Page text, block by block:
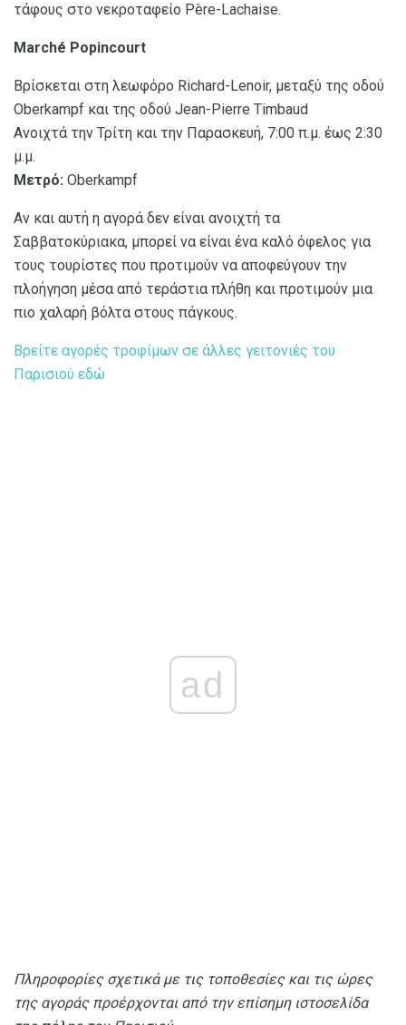
τάφους στο νεκροταφείο Père-Lachaise.
Marché Popincourt
Βρίσκεται στη λεωφόρο Richard-Lenoir, μεταξύ της οδού
Oberkampf και της οδού Jean-Pierre Timbaud
Ανοιχτά την Τρίτη και την Παρασκευή, 7:00 π.μ. έως 2:30
μ.μ.
Μετρό: Oberkampf
Αν και αυτή η αγορά δεν είναι ανοιχτή τα
Σαββατοκύριακα, μπορεί να είναι ένα καλό όφελος για
τους τουρίστες που προτιμούν να αποφεύγουν την
πλοήγηση μέσα από τεράστια πλήθη και προτιμούν μια
πιο χαλαρή βόλτα στους πάγκους.
Βρείτε αγορές τροφίμων σε άλλες γειτονιές του
Παρισιού εδώ
ad
Πληροφορίες σχετικά με τις τοποθεσίες και τις ώρες
της αγοράς προέρχονται από την επίσημη ιστοσελίδα